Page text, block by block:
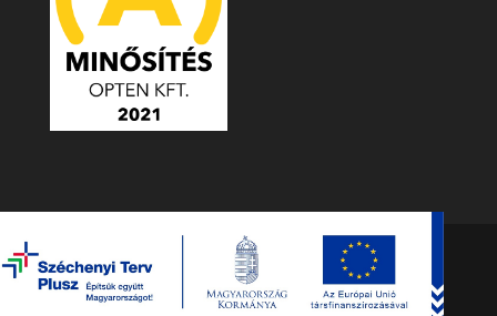
© 2025 Minden jog fenntartva. Mesterszámvitel